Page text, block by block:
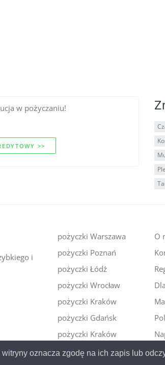
oznacza zgodę na ich zapis lub
w pożyczaniu!
>>
pożyczki Warszawa
pożyczki Poznań
pożyczki Łódź
pożyczki Wrocław
pożyczki Kraków
pożyczki Gdańsk
pożyczki Kraków
O
i